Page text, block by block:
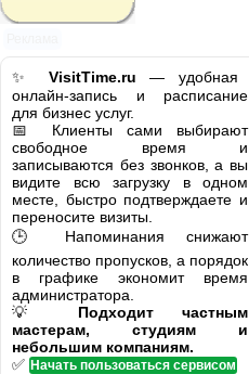
✨ VisitTime.ru — удобная
онлайн-запись и расписание
для бизнес услуг.
📅 Клиенты сами выбирают
свободное время и
записываются без звонков, а вы
видите всю загрузку в одном
месте, быстро подтверждаете и
переносите визиты.
🕒 Напоминания снижают
количество пропусков, а порядок
в графике экономит время
администратора.
💡 Подходит частным
мастерам, студиям и
небольшим компаниям.
✅ Начать пользоваться сервисом